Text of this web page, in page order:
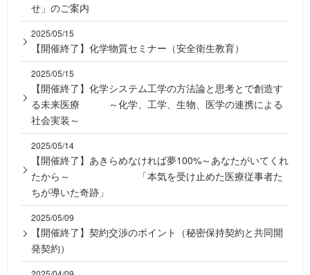
せ」のご案内
2025/05/15
【開催終了】化学物質セミナー（安全衛生教育）
2025/05/15
【開催終了】化学システム工学の方法論と思考とで創造す
る未来医療 ～化学、工学、生物、医学の連携による
社会実装～
2025/05/14
【開催終了】あきらめなければ夢100%～あなたがいてくれ
たから～ 「本気を受け止めた医療従事者た
ちが導いた奇跡」
2025/05/09
【開催終了】契約交渉のポイント（秘密保持契約と共同開
発契約）